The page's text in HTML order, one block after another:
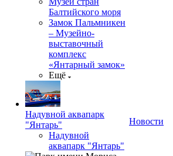
Балтийского моря
Замок Пальмникен
– Музейно-
выставочный
комплекс
«Янтарный замок»
Ещё
Надувной аквапарк
"Янтарь"
Надувной
аквапарк "Янтарь"
Новости